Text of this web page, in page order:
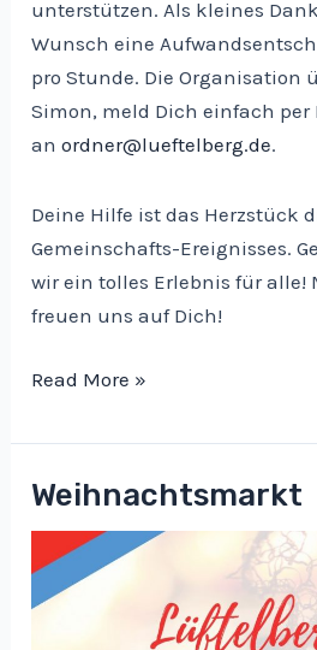
unterstützen. Als kleines
Wunsch eine
pro Stunde. Die Organisation
Simon, meld Dich einfach per
anordner@lueftelberg.de.
Deine Hilfe ist das Herzstück
Gemeinschafts-Ereignisses.
wir ein tolles Erlebnis für alle!
freuen uns auf Dich!
Hilfe
Read More »
Weihnachtsmarkt